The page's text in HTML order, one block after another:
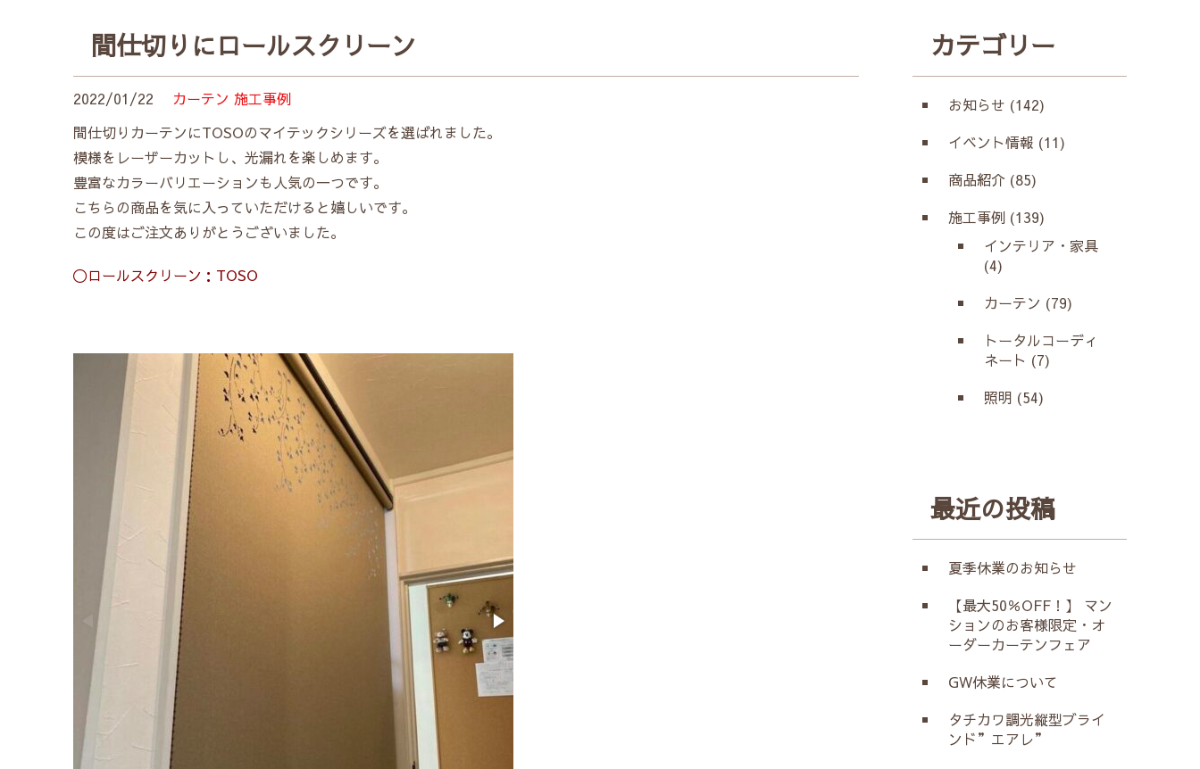
間仕切りにロールスクリーン
2022/01/22 カーテン 施工事例
間仕切りカーテンにTOSOのマイテックシリーズを選ばれました。
模様をレーザーカットし、光漏れを楽しめます。
豊富なカラーバリエーションも人気の一つです。
こちらの商品を気に入っていただけると嬉しいです。
この度はご注文ありがとうございました。
〇ロールスクリーン：TOSO
カテゴリー
お知らせ (142)
イベント情報 (11)
商品紹介 (85)
施工事例 (139)
インテリア・家具
(4)
カーテン (79)
トータルコーディ
ネート (7)
照明 (54)
最近の投稿
夏季休業のお知らせ
【最大50％OFF！】 マン
ションのお客様限定・オ
ーダーカーテンフェア
GW休業について
タチカワ調光縦型ブライ
ンド”エアレ”